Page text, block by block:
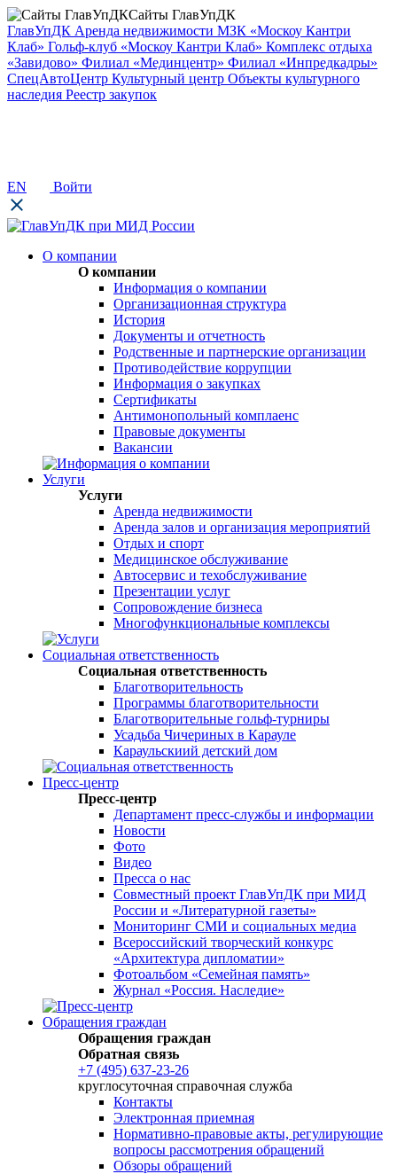
Сайты ГлавУпДК
ГлавУпДК Аренда недвижимости МЗК «Москоу Кантри
Клаб» Гольф-клуб «Москоу Кантри Клаб» Комплекс отдыха
«Завидово» Филиал «Мединцентр» Филиал «Инпредкадры»
СпецАвтоЦентр Культурный центр Объекты культурного
наследия Реестр закупок
EN Войти
О компании
О компании
Информация о компании
Организационная структура
История
Документы и отчетность
Родственные и партнерские организации
Противодействие коррупции
Информация о закупках
Сертификаты
Антимонопольный комплаенс
Правовые документы
Вакансии
Услуги
Услуги
Аренда недвижимости
Аренда залов и организация мероприятий
Отдых и спорт
Медицинское обслуживание
Автосервис и техобслуживание
Презентации услуг
Сопровождение бизнеса
Многофункциональные комплексы
Социальная ответственность
Социальная ответственность
Благотворительность
Программы благотворительности
Благотворительные гольф-турниры
Усадьба Чичериных в Карауле
Караульскиий детский дом
Пресс-центр
Пресс-центр
Департамент пресс-службы и информации
Новости
Фото
Видео
Пресса о нас
Совместный проект ГлавУпДК при МИД
России и «Литературной газеты»
Мониторинг СМИ и социальных медиа
Всероссийский творческий конкурс
«Архитектура дипломатии»
Фотоальбом «Семейная память»
Журнал «Россия. Наследие»
Обращения граждан
Обращения граждан
Обратная связь
+7 (495) 637-23-26
круглосуточная справочная служба
Контакты
Электронная приемная
Нормативно-правовые акты, регулирующие
вопросы рассмотрения обращений
Обзоры обращений